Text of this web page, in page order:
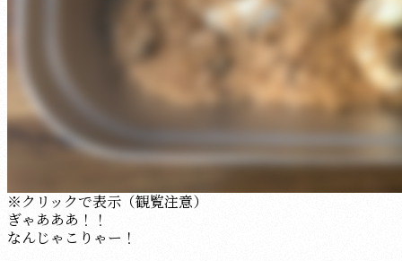
※クリックで表示（観覧注意）
ぎゃあああ！！
なんじゃこりゃー！